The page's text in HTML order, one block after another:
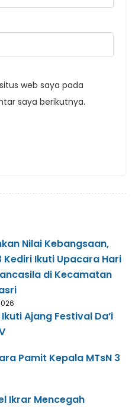
web saya pada
saya berikutnya.
Nilai Kebangsaan,
Kediri Ikuti Upacara Hari
di Kecamatan
Ajang Festival Da’i
Pamit Kepala MTsN 3
Ikrar Mencegah